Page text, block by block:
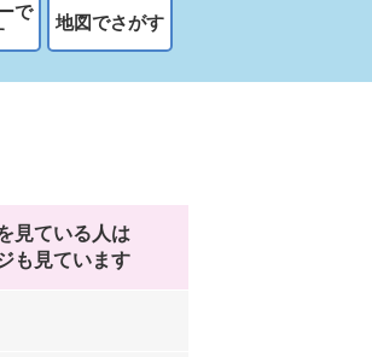
で
地図でさがす
見ている人は
も見ています